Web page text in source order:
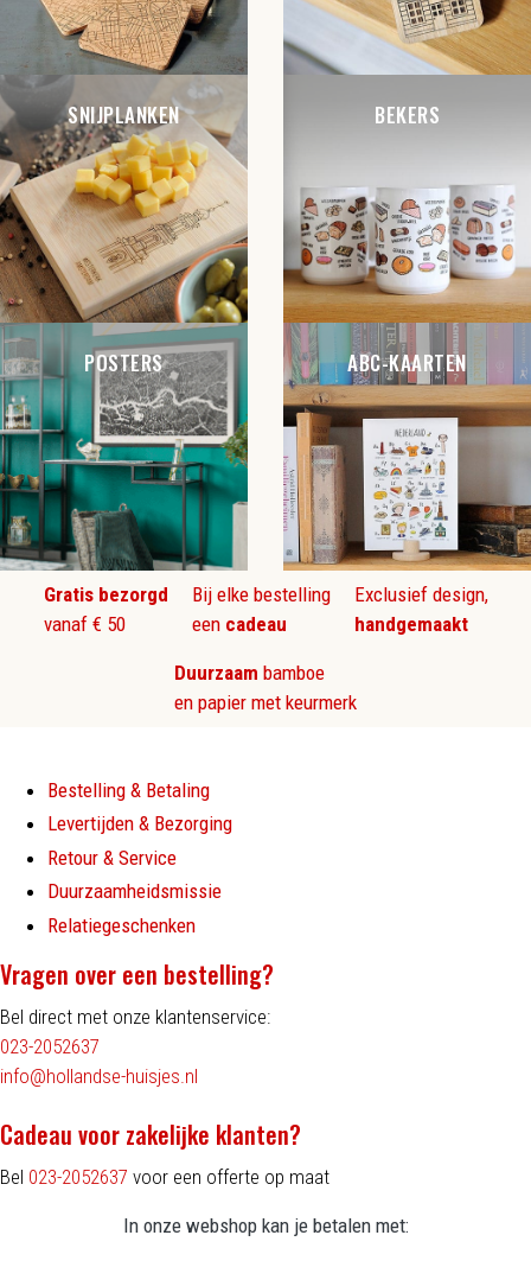
SNIJPLANKEN BEKERS
POSTERS ABC-KAARTEN
Gratis bezorgd
vanaf € 50
Bij elke bestelling
een cadeau
Exclusief design,
handgemaakt
Duurzaam bamboe
en papier met keurmerk
Bestelling & Betaling
Levertijden & Bezorging
Retour & Service
Duurzaamheidsmissie
Relatiegeschenken
Vragen over een bestelling?
Bel direct met onze klantenservice:
023-2052637
info@hollandse-huisjes.nl
Cadeau voor zakelijke klanten?
Bel 023-2052637 voor een offerte op maat
In onze webshop kan je betalen met: